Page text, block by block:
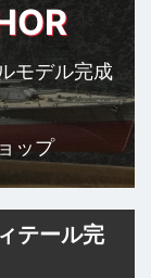
モデル完成
ップ
テール完